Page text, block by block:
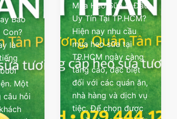
Bao
Con?
là
Một
câu hỏi
Mua Heo Sữa Ở Đâu
Uy Tín Tại TP.HCM?
Hiện nay nhu cầu
mua heo sữa tại
TP.HCM ngày càng
tăng cao, đặc biệt
đối với các quán ăn,
nhà hàng và dịch vụ
tiệc. Để chọn được